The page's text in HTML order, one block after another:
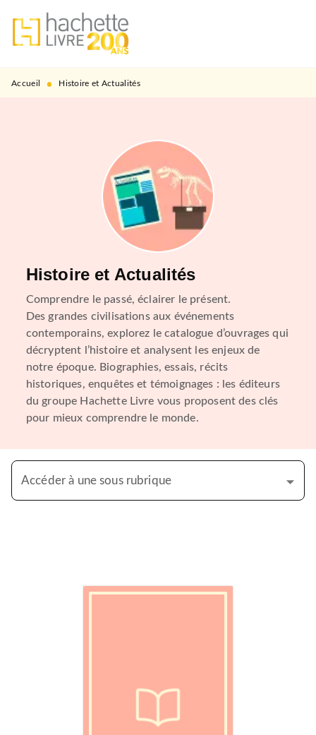
MENU RECHERCHE
PIED DE PAGE
Accueil • Histoire et Actualités
Histoire et Actualités
Comprendre le passé, éclairer le présent.
Des grandes civilisations aux événements
contemporains, explorez le catalogue d’ouvrages qui
décryptent l’histoire et analysent les enjeux de
notre époque. Biographies, essais, récits
historiques, enquêtes et témoignages : les éditeurs
du groupe Hachette Livre vous proposent des clés
pour mieux comprendre le monde.
Accéder à une sous rubrique